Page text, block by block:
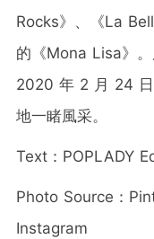
Rocks》、《La
的《Mona Lisa》
2020 年 2 月 24 日
地一睹風采。
Text：POPLADY
Photo Source：
Instagram